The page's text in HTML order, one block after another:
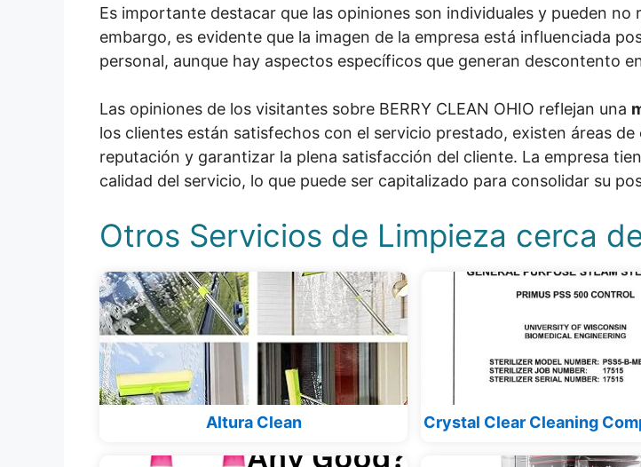
Es importante destacar que las opiniones son individuales y pueden no
embargo, es evidente que la imagen de la empresa está influenciada
personal, aunque hay aspectos específicos que generan descontento
Las opiniones de los visitantes sobre BERRY CLEAN OHIO reflejan una
los clientes están satisfechos con el servicio prestado, existen áreas
reputación y garantizar la plena satisfacción del cliente. La empresa
calidad del servicio, lo que puede ser capitalizado para consolidar su
Otros Servicios de Limpieza cerca de
Altura Clean Crystal Clear Cleaning